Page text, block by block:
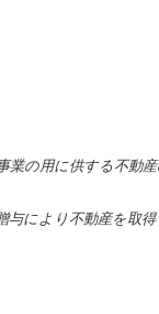
業の用に供する不動
により不動産を取